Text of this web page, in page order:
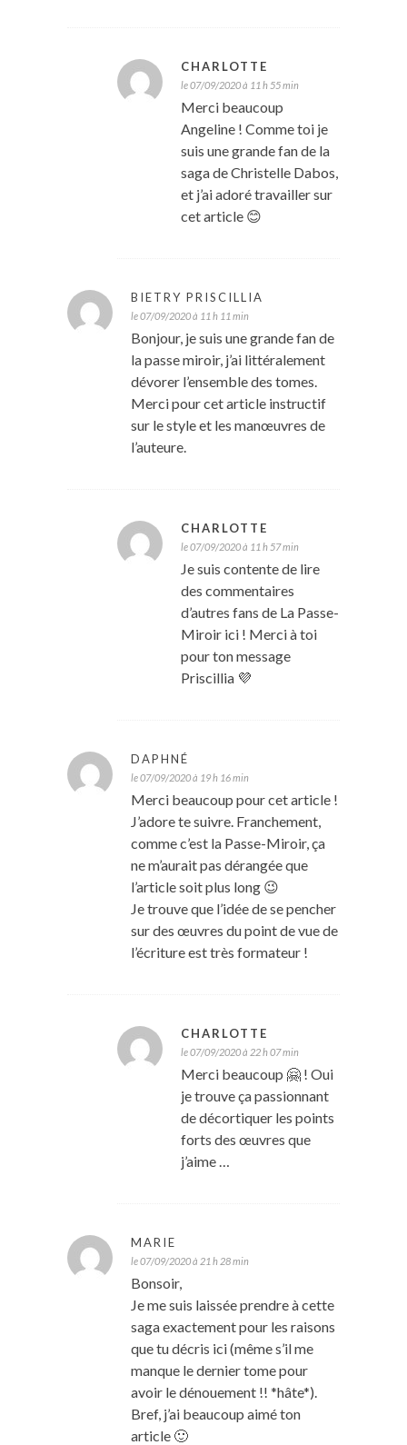
CHARLOTTE
le 07/09/2020 à 11 h 55 min
Merci beaucoup
Angeline ! Comme toi je
suis une grande fan de la
saga de Christelle Dabos,
et j’ai adoré travailler sur
cet article 😊
BIETRY PRISCILLIA
le 07/09/2020 à 11 h 11 min
Bonjour, je suis une grande fan de
la passe miroir, j’ai littéralement
dévorer l’ensemble des tomes.
Merci pour cet article instructif
sur le style et les manœuvres de
l’auteure.
CHARLOTTE
le 07/09/2020 à 11 h 57 min
Je suis contente de lire
des commentaires
d’autres fans de La Passe-
Miroir ici ! Merci à toi
pour ton message
Priscillia 💜
DAPHNÉ
le 07/09/2020 à 19 h 16 min
Merci beaucoup pour cet article !
J’adore te suivre. Franchement,
comme c’est la Passe-Miroir, ça
ne m’aurait pas dérangée que
l’article soit plus long 😉
Je trouve que l’idée de se pencher
sur des œuvres du point de vue de
l’écriture est très formateur !
CHARLOTTE
le 07/09/2020 à 22 h 07 min
Merci beaucoup 🤗 ! Oui
je trouve ça passionnant
de décortiquer les points
forts des œuvres que
j’aime …
MARIE
le 07/09/2020 à 21 h 28 min
Bonsoir,
Je me suis laissée prendre à cette
saga exactement pour les raisons
que tu décris ici (même s’il me
manque le dernier tome pour
avoir le dénouement !! *hâte*).
Bref, j’ai beaucoup aimé ton
article 🙂